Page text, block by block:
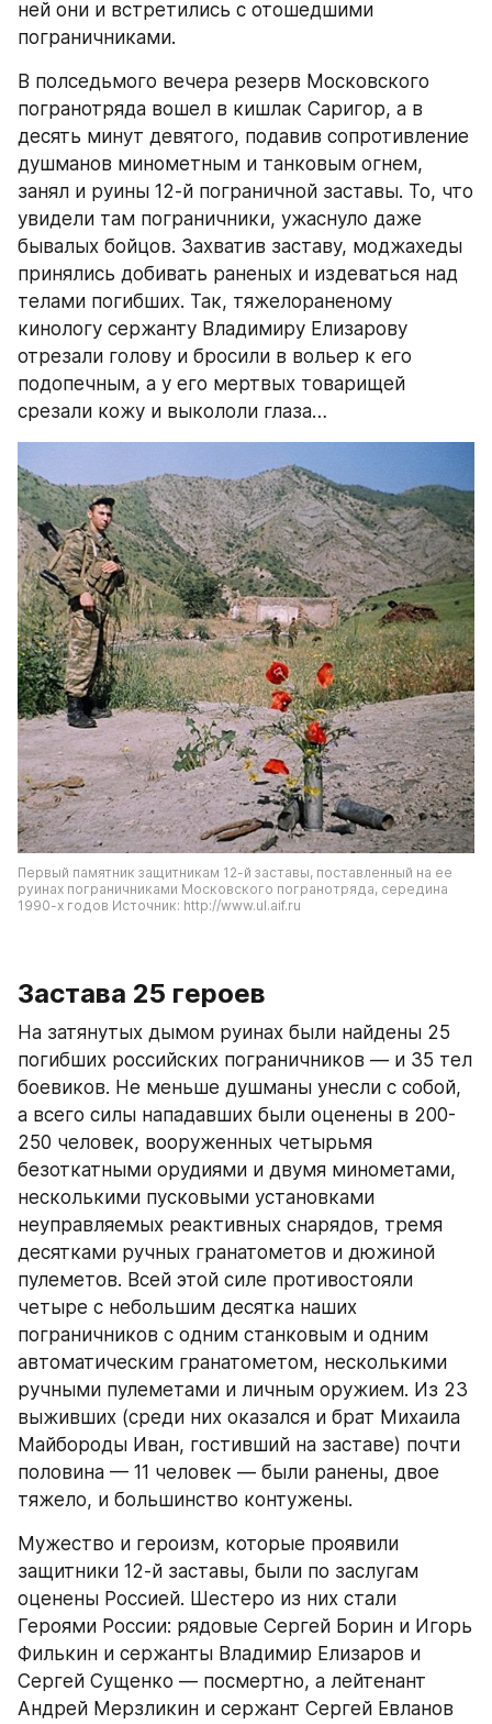
ней они и встретились с отошедшими
пограничниками.
В полседьмого вечера резерв Московского
погранотряда вошел в кишлак Саригор, а в
десять минут девятого, подавив сопротивление
душманов минометным и танковым огнем,
занял и руины 12-й пограничной заставы. То, что
увидели там пограничники, ужаснуло даже
бывалых бойцов. Захватив заставу, моджахеды
принялись добивать раненых и издеваться над
телами погибших. Так, тяжелораненому
кинологу сержанту Владимиру Елизарову
отрезали голову и бросили в вольер к его
подопечным, а у его мертвых товарищей
срезали кожу и выкололи глаза…
Первый памятник защитникам 12-й заставы, поставленный на ее
руинах пограничниками Московского погранотряда, середина
1990-х годов Источник: http://www.ul.aif.ru
Застава 25 героев
На затянутых дымом руинах были найдены 25
погибших российских пограничников — и 35 тел
боевиков. Не меньше душманы унесли с собой,
а всего силы нападавших были оценены в 200-
250 человек, вооруженных четырьмя
безоткатными орудиями и двумя минометами,
несколькими пусковыми установками
неуправляемых реактивных снарядов, тремя
десятками ручных гранатометов и дюжиной
пулеметов. Всей этой силе противостояли
четыре с небольшим десятка наших
пограничников с одним станковым и одним
автоматическим гранатометом, несколькими
ручными пулеметами и личным оружием. Из 23
выживших (среди них оказался и брат Михаила
Майбороды Иван, гостивший на заставе) почти
половина — 11 человек — были ранены, двое
тяжело, и большинство контужены.
Мужество и героизм, которые проявили
защитники 12-й заставы, были по заслугам
оценены Россией. Шестеро из них стали
Героями России: рядовые Сергей Борин и Игорь
Филькин и сержанты Владимир Елизаров и
Сергей Сущенко — посмертно, а лейтенант
Андрей Мерзликин и сержант Сергей Евланов